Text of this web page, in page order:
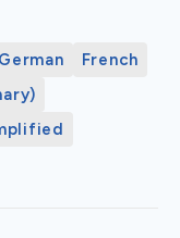
German
French